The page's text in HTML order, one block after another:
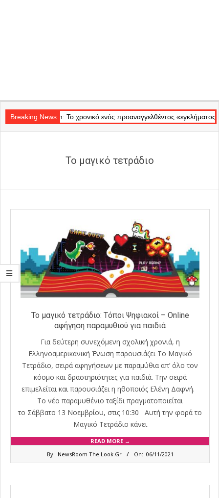
Navigation
Menu
Breaking NewsΤο χρονικό ενός προαναγγελθέντος «εγκλήματος» στις
Το μαγικό τετράδιο
Το μαγικό τετράδιο: Τόποι Ψηφιακοί – Online
αφήγηση παραμυθιού για παιδιά
Για δεύτερη συνεχόμενη σχολική χρονιά, η
Ελληνοαμερικανική Ένωση παρουσιάζει Το Μαγικό
Τετράδιο, σειρά αφηγήσεων με παραμύθια απ’ όλο τον
κόσμο και δραστηριότητες για παιδιά. Την σειρά
επιμελείται και παρουσιάζει η ηθοποιός Ελένη Δαφνή.
Το νέο παραμυθένιο ταξίδι πραγματοποιείται
το Σάββατο 13 Νοεμβρίου, στις 10:30 Αυτή την φορά το
Μαγικό Τετράδιο κάνει
READ MORE →
By: NewsRoom The Look.Gr On: 06/11/2021